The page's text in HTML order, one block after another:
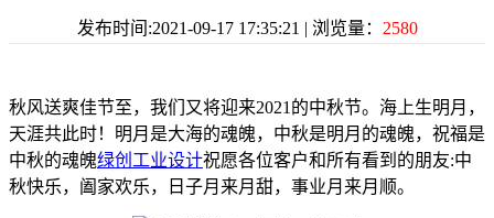
发布时间:2021-09-17 17:35:21 | 浏览量： 2580
秋风送爽佳节至，我们又将迎来2021的中秋节。海上生明月，
天涯共此时！明月是大海的魂魄，中秋是明月的魂魄，祝福是
中秋的魂魄绿创工业设计祝愿各位客户和所有看到的朋友:中
秋快乐，阖家欢乐，日子月来月甜，事业月来月顺。